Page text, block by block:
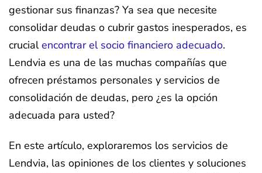
gestionar sus finanzas? Ya sea que necesite
consolidar deudas o cubrir gastos inesperados, es
crucialencontrar el socio financiero adecuado.
Lendvia es una de las muchas compañías que
ofrecen préstamos personales y servicios de
consolidación de deudas, pero ¿es la opción
adecuada para usted?
En este artículo, exploraremos los servicios de
Lendvia, las opiniones de los clientes y soluciones